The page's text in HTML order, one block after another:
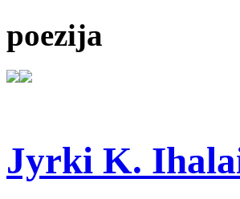
poezija
Jyrki K.